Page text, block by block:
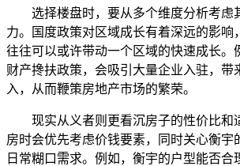
选择楼盘时，要从多个维度分析考虑
力。国度政策对区域成长有着深远的影响
往往可以或许带动一个区域的快速成长。
财产搀扶政策，会吸引大量企业入驻，带
入，从而鞭策房地产市场的繁荣。
现实从义者则更看沉房子的性价比和
房时会优先考虑价钱要素，同时关心衡宇
日常糊口需求。例如，衡宇的户型能否合